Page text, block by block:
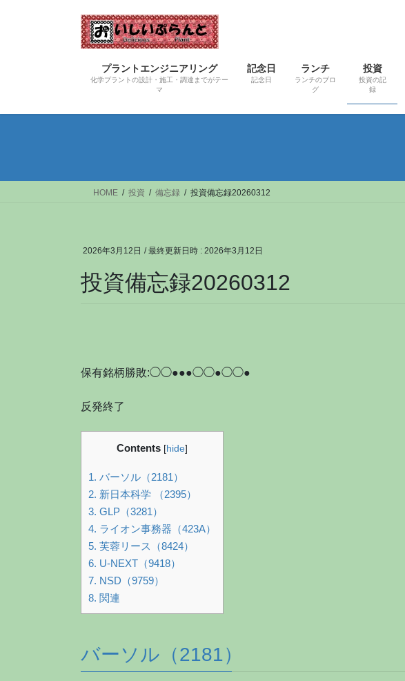
プラントエンジニアリング
化学プラントの設計・施工・調達までがテー
マ
記念日
記念日
ランチ
ランチのブロ
グ
投資
投資の記
録
HOME 投資 備忘録 投資備忘録20260312
2026年3月12日 / 最終更新日時 : 2026年3月12日
投資備忘録20260312
保有銘柄勝敗:◯◯●●●◯◯●◯◯●
反発終了
Contents [hide]
1. バーソル（2181）
2. 新日本科学 （2395）
3. GLP（3281）
4. ライオン事務器（423A）
5. 芙蓉リース（8424）
6. U-NEXT（9418）
7. NSD（9759）
8. 関連
バーソル（2181）